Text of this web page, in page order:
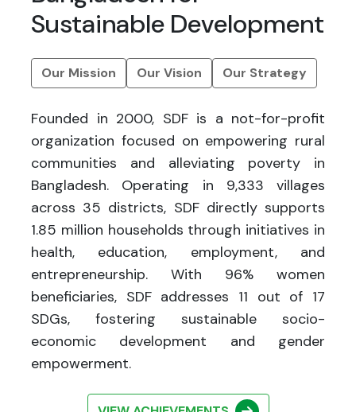
Sustainable Development
Our Mission Our Vision Our Strategy
Founded in 2000, SDF is a not-for-profit
organization focused on empowering rural
communities and alleviating poverty in
Bangladesh. Operating in 9,333 villages
across 35 districts, SDF directly supports
1.85 million households through initiatives in
health, education, employment, and
entrepreneurship. With 96% women
beneficiaries, SDF addresses 11 out of 17
SDGs, fostering sustainable socio-
economic development and gender
empowerment.